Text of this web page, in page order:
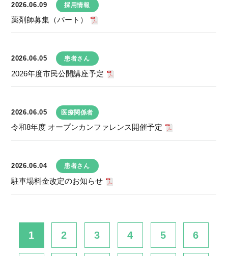
2026.06.09 採用情報
薬剤師募集（パート）
2026.06.05 患者さん
2026年度市民公開講座予定
2026.06.05 医療関係者
令和8年度 オープンカンファレンス開催予定
2026.06.04 患者さん
駐車場料金改定のお知らせ
1 2 3 4 5 6